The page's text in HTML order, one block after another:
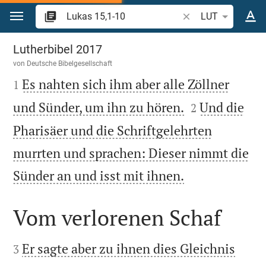
Zum Inhalt springen
Bibelstelle oder
LUT
Lukas 15
Lutherbibel 2017
von Deutsche Bibelgesellschaft

1 Es nahten sich ihm aber alle Zöllner
und Sünder, um ihn zu hören. 

2 Und die
Pharisäer und die Schriftgelehrten
murrten und sprachen: Dieser nimmt die
Sünder an und isst mit ihnen.

Vom verlorenen Schaf

3 Er sagte aber zu ihnen dies Gleichnis